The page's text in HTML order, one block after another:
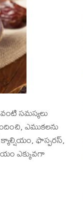
సమస్యలు
ఎముకలను
ఫాస్పరస్,
ఎక్కువగా